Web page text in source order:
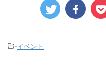
-イベント